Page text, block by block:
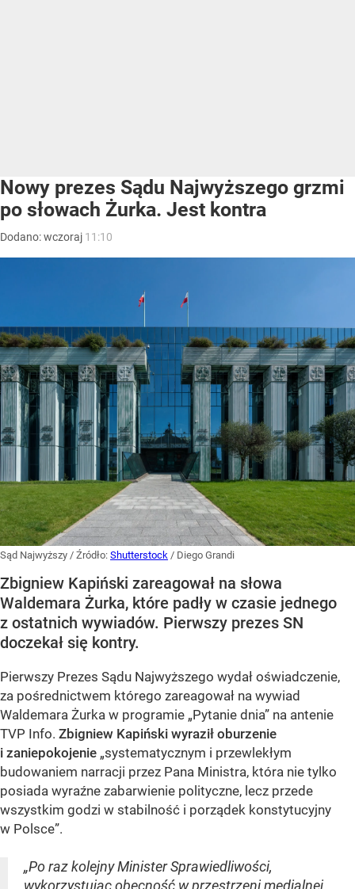
Nowy prezes Sądu Najwyższego grzmi
po słowach Żurka. Jest kontra
Dodano:wczoraj 11:10
Sąd Najwyższy / Źródło: Shutterstock / Diego Grandi
Zbigniew Kapiński zareagował na słowa
Waldemara Żurka, które padły w czasie jednego
z ostatnich wywiadów. Pierwszy prezes SN
doczekał się kontry.
Pierwszy Prezes Sądu Najwyższego wydał oświadczenie,
za pośrednictwem którego zareagował na wywiad
Waldemara Żurka w programie „Pytanie dnia” na antenie
TVP Info. Zbigniew Kapiński wyraził oburzenie
i zaniepokojenie „systematycznym i przewlekłym
budowaniem narracji przez Pana Ministra, która nie tylko
posiada wyraźne zabarwienie polityczne, lecz przede
wszystkim godzi w stabilność i porządek konstytucyjny
w Polsce”.
„Po raz kolejny Minister Sprawiedliwości,